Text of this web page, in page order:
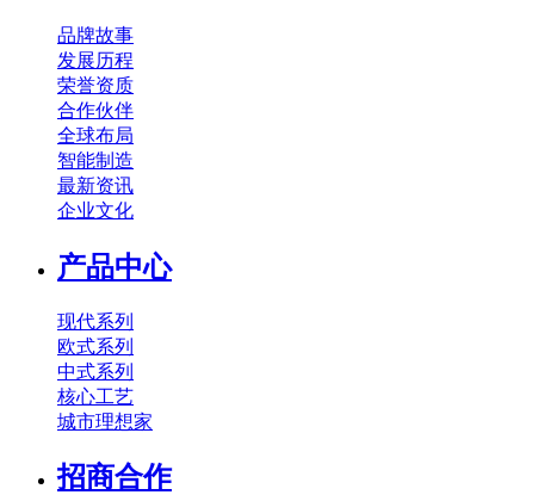
品牌故事
发展历程
荣誉资质
合作伙伴
全球布局
智能制造
最新资讯
企业文化
产品中心
现代系列
欧式系列
中式系列
核心工艺
城市理想家
招商合作